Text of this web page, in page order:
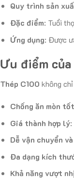
Quy trình sản
Đặc điểm: Tuổi
Ứng dụng: Được
Ưu điểm
Thép C100 không
Chống ăn mòn tốt
Giá thành hợp lý:
Dễ vận chuyển
Đa dạng kích
Khả năng vượt